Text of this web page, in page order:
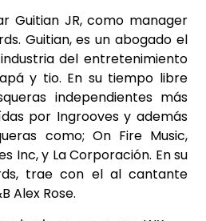
Guitian JR, como manager
Guitian, es un abogado el
del entretenimiento
y tio. En su tiempo libre
independientes más
por Ingrooves y además
como; On Fire Music,
Inc, y La Corporación. En su
trae con el al cantante
Alex Rose.